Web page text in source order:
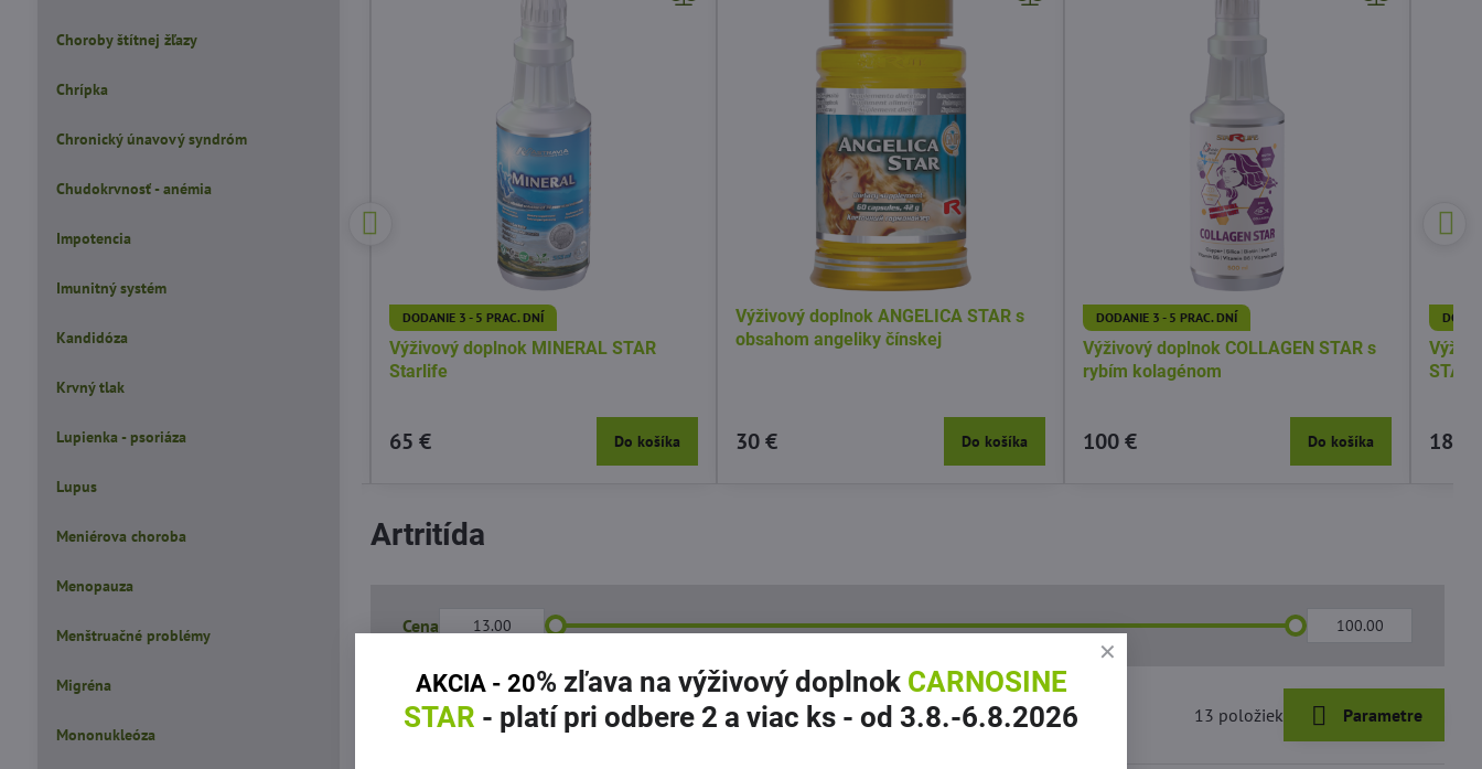
Výživový doplnok CARTILAGE STAR s
chondroitínu a glucosamínu!
72 €
DODANIE 3 - 5 PRAC. DNÍ
Výživový doplnok MINERAL STAR
Starlife
65 € Do košíka
Výživový doplnok ANGELICA STAR s
obsahom angeliky čínskej
30 € Do košíka
DODANIE 3 - 5 PRAC. DNÍ
Výživový doplnok COLLAGEN STAR s
rybím kolagénom
100 € Do košíka
STAR
18 €
Artritída
Radiť podľa: Pozícia 13 položiek Parametre
Cena Do:
Choroby štítnej žľazy
Chrípka
Chronický únavový syndróm
Chudokrvnosť - anémia
Impotencia
Imunitný systém
Kandidóza
Krvný tlak
Lupienka - psoriáza
Lupus
Meniérova choroba
Menopauza
Menštruačné problémy
Migréna
Mononukleóza
AKCIA - 20% zľava na výživový doplnok CARNOSINE
STAR - platí pri odbere 2 a viac ks - od 3.8.-6.8.2026